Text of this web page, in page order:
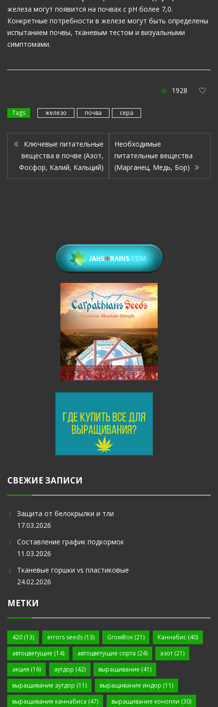
железа могут появится на почвах с рН более 7,0.
Конкретные потребности в железе могут быть определены
испытанием почвы, тканевым тестом и визуальными
симптомами.
1928
Tags железо почва сера
Ключевые питательные
вещества в почве (Азот,
Фосфор, Калий, Кальций)
Необходимые
питательные вещества
(Марганец, Медь, Бор)
СВЕЖИЕ ЗАПИСИ
Защита от белокрылки и тли
17.03.2026
Составление график подкормок
11.03.2026
Тканевые горшки vs пластиковые
24.02.2026
МЕТКИ
420 (13) errors seeds(13) GrowBox (21) Каннабис(40)
автоцветущие (14) автоцветущие сорта (24) азот (21)
акция (16) аутдор (42) выращивание (41)
выращивание аутдор (11) выращивание индор (11)
выращивание каннабиса (47) выращивание конопли (30)